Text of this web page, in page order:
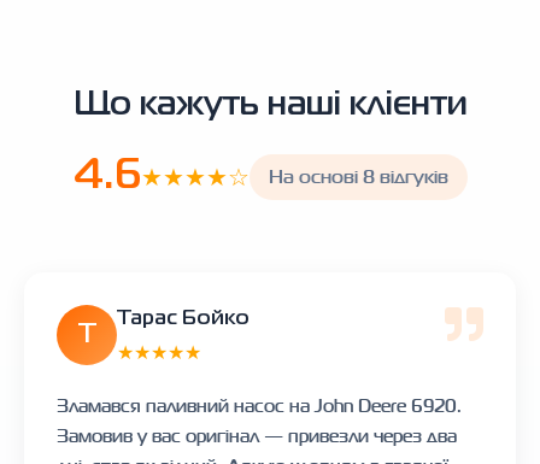
Що кажуть наші клієнти
4.6★★★★☆ На основі 8 відгуків
Тарас Бойко
★★★★★
Зламався паливний насос на John Deere 6920.
Замовив у вас оригінал — привезли через два